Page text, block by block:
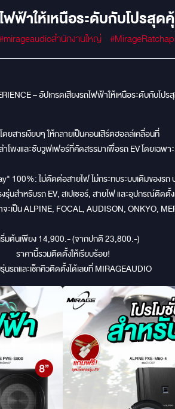
ฟฟ้าให้เหนือระดับกับโปรสุด
สำนักงานใหญ่
– อัปเกรดเสียงรถไฟฟ้าให้เหนือระดับกับโปร
ดยสารเงียบๆ ให้กลายเป็นคอนเสิร์ตฮอลล์เคลื่อนที่
โพงและซับวูฟเฟอร์ที่คัดสรรมาเพื่อรถ EV โดยเฉพา
100%: ไม่ตัดต่อสายไฟ ไม่กระทบระบบเดิมของรถ
นสำหรับรถ EV, สเปเซอร์, สายไฟ และอุปกรณ์ติดตั้
ะเป็น ALPINE, FOCAL, AUDISON, ONKYO,
มต้นเพียง 14,900.- (จากปกติ 23,800.-)
ราคานี้รวมติดตั้งให้เรียบร้อย!
รถและเช็กคิวติดตั้งได้เลยที่ MIRAGEAUDIO